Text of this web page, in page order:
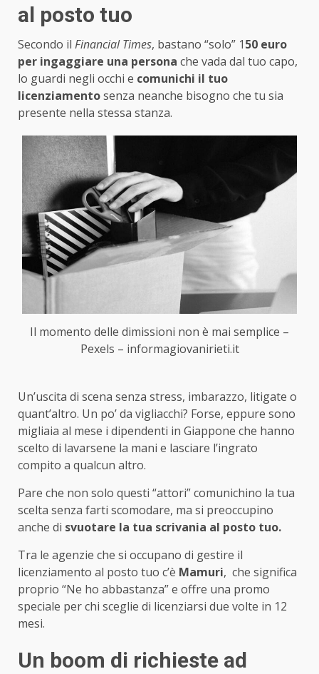
al posto tuo
Secondo il Financial Times, bastano “solo” 150 euro
per ingaggiare una persona che vada dal tuo capo,
lo guardi negli occhi e comunichi il tuo
licenziamentosenza neanche bisogno che tu sia
presente nella stessa stanza.
Il momento delle dimissioni non è mai semplice –
Pexels – informagiovanirieti.it
Un’uscita di scena senza stress, imbarazzo, litigate o
quant’altro. Un po’ da vigliacchi? Forse, eppure sono
migliaia al mese i dipendenti in Giappone che hanno
scelto di lavarsene la mani e lasciare l’ingrato
compito a qualcun altro.
Pare che non solo questi “attori” comunichino la tua
scelta senza farti scomodare, ma si preoccupino
anche di svuotare la tua scrivania al posto tuo.
Tra le agenzie che si occupano di gestire il
licenziamento al posto tuo c’è Mamuri, che significa
proprio “Ne ho abbastanza” e offre una promo
speciale per chi sceglie di licenziarsi due volte in 12
mesi.
Un boom di richieste ad